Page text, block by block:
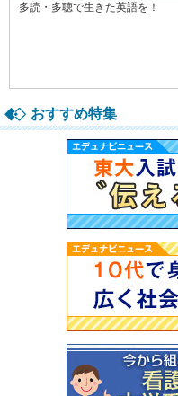
多読・多聴で生きた英語を！
おすすめ特集